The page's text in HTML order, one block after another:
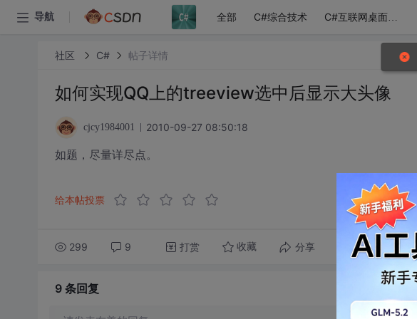
导航 全部 C#综合技术 C#互联网桌面应用
社区 C# 帖子详情
如何实现QQ上的treeview选中后显示大头像
cjcy1984001 2010-09-27 08:50:18
如题，尽量详尽点。
给本帖投票
299 9 打赏 收藏 分享 转发到动态
9 条回复